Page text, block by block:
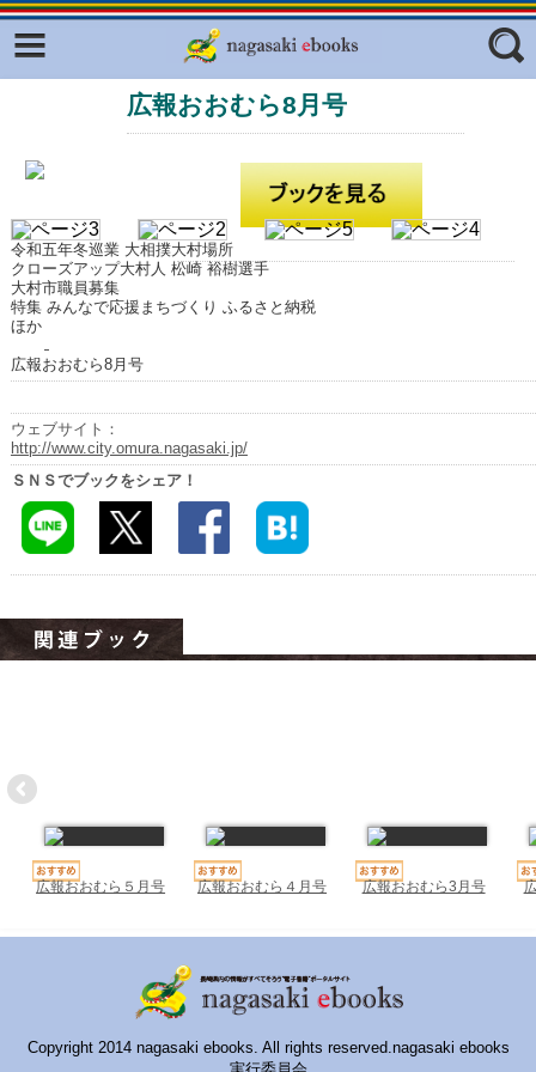
フリーワード
ジャンル
広報おおむら8月号
令和五年冬巡業 大相撲大村場所
クローズアップ大村人 松崎 裕樹選手
大村市職員募集
特集 みんなで応援まちづくり ふるさと納税
ほか
広報おおむら8月号
ウェブサイト：
http://www.city.omura.nagasaki.jp/
ＳＮＳでブックをシェア！
広報おおむら５月号 広報おおむら４月号 広報おおむら3月号
Copyright 2014 nagasaki ebooks. All rights reserved.nagasaki ebooks
Facebook
ふくいろキラリプロジェクト
ラリー（TOKYO Brochures）
はじめてご利用される方へ
コンテンツ
明治日本の産業革命遺産
長崎と天草地方の潜伏キリシタン
関連遺産
大学・専門学校ナビ
ハイスクールナビ
いきebooks
みなみしまばらebooks
はさみebooks
ながさき市ebooks
さいかいイーブックス